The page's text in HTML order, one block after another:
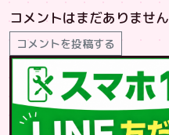
コメントはまだありません
コメントを投稿する